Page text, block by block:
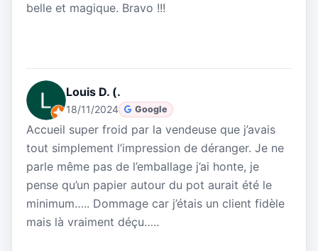
belle et magique. Bravo !!!
Louis D. (.
18/11/2024 Google
Accueil super froid par la vendeuse que j’avais
tout simplement l’impression de déranger. Je ne
parle même pas de l’emballage j’ai honte, je
pense qu’un papier autour du pot aurait été le
minimum….. Dommage car j’étais un client fidèle
mais là vraiment déçu…..